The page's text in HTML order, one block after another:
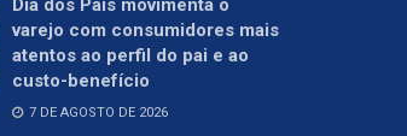
Dia dos Pais movimenta o
varejo com consumidores mais
atentos ao perfil do pai e ao
custo-benefício
7 DE AGOSTO DE 2026